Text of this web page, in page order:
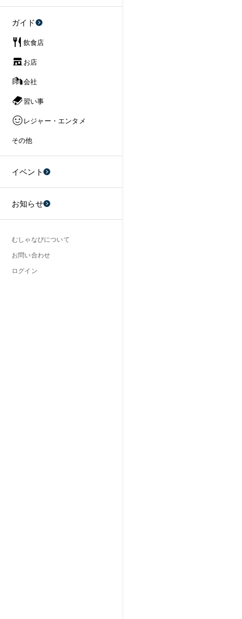
ガイド
飲食店
お店
会社
習い事
レジャー・エンタメ
その他
イベント
お知らせ
むしゃなびについて
お問い合わせ
ログイン